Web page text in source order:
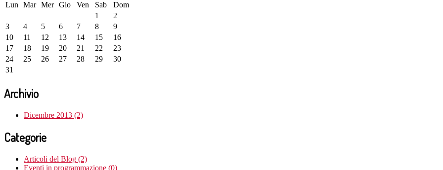
Lun
Mar Mer Gio Ven Sab
Dom
1
2
3
4 5 6 7 8
9
10
11 12 13 14 15
16
17
18 19 20 21 22
23
24
25 26 27 28 29
30
31
Archivio
Dicembre 2013 (2)
Categorie
Articoli del Blog (2)
Eventi in programmazione (0)